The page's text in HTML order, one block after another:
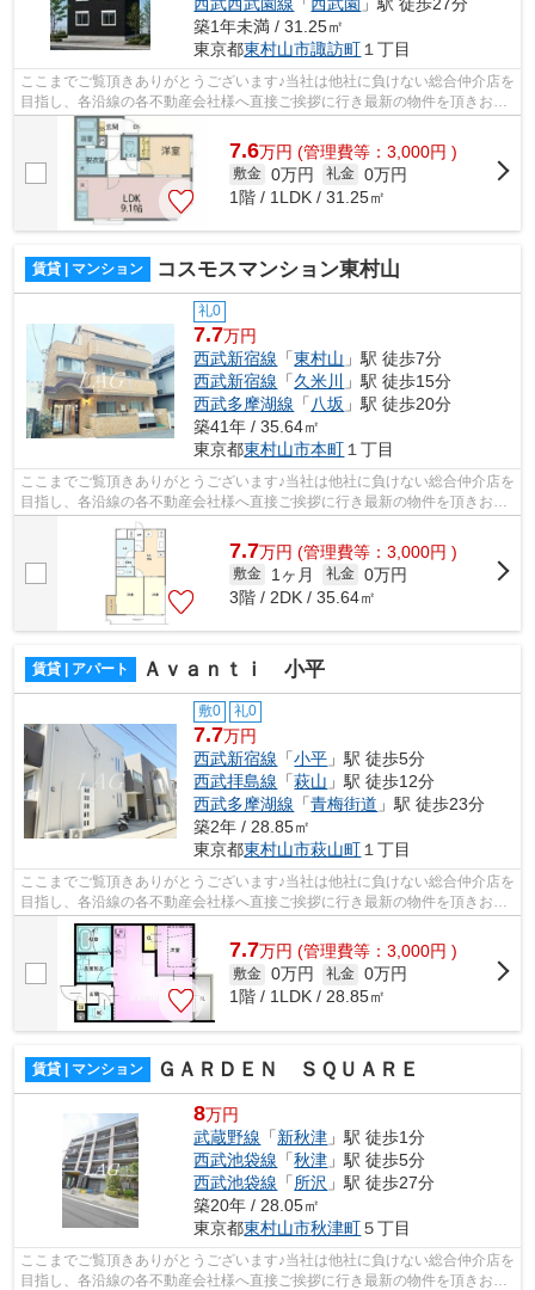
西武西武園線 「 西武園 」駅 徒歩27分
築1年未満 / 31.25㎡
東京都東村山市諏訪町１丁目
ここまでご覧頂きありがとうございます♪当社は他社に負けない総合仲介店を
目指し、各沿線の各不動産会社様へ直接ご挨拶に行き最新の物件を頂きお客
様へ提供しております！最新の情報は...
7.6万円 (管理費等：3,000円 )
敷金 0万円 礼金 0万円
1階 / 1LDK / 31.25㎡
賃貸 | マンション コスモスマンション東村山
礼0
7.7万円
西武新宿線 「東村山 」駅 徒歩7分
西武新宿線 「久米川
」駅 徒歩15分
西武多摩湖線 「 八坂 」駅 徒歩20分
築41年 / 35.64㎡
東京都東村山市本町 １丁目
ここまでご覧頂きありがとうございます♪当社は他社に負けない総合仲介店を
目指し、各沿線の各不動産会社様へ直接ご挨拶に行き最新の物件を頂きお客
様へ提供しております！最新の情報は...
7.7万円 (管理費等：3,000円 )
敷金 1ヶ月 礼金 0万円
3階 / 2DK / 35.64㎡
賃貸 | アパート Ａｖａｎｔｉ 小平
敷0 礼0
7.7万円
西武新宿線 「小平 」駅 徒歩5分
西武拝島線 「萩山 」駅 徒歩12分
西武多摩湖線 「青梅街道 」駅 徒歩23分
築2年 / 28.85㎡
東京都東村山市萩山町 １丁目
ここまでご覧頂きありがとうございます♪当社は他社に負けない総合仲介店を
目指し、各沿線の各不動産会社様へ直接ご挨拶に行き最新の物件を頂きお客
様へ提供しております！最新の情報は...
7.7万円 (管理費等：3,000円 )
敷金 0万円 礼金 0万円
1階 / 1LDK / 28.85㎡
賃貸 | マンション ＧＡＲＤＥＮ ＳＱＵＡＲＥ
8万円
武蔵野線 「新秋津 」駅 徒歩1分
西武池袋線 「秋津 」駅 徒歩5分
西武池袋線 「所沢 」駅 徒歩27分
築20年 / 28.05㎡
東京都東村山市秋津町５丁目
ここまでご覧頂きありがとうございます♪当社は他社に負けない総合仲介店を
目指し、各沿線の各不動産会社様へ直接ご挨拶に行き最新の物件を頂きお客